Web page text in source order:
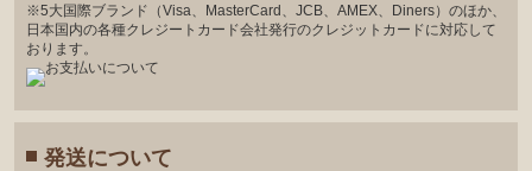
※5大国際ブランド（Visa、MasterCard、JCB、AMEX、Diners）のほか、
日本国内の各種クレジートカード会社発行のクレジットカードに対応して
おります。
発送について